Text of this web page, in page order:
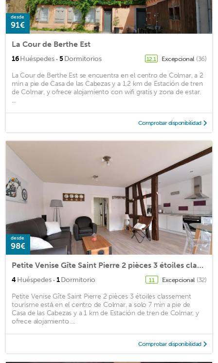
desde
91€
La Cour de Berthe Est
16Huéspedes · 5Dormitorios 12,1 Excepcional (36)
La Cour de Berthe Est se encuentra en el centro de Colmar, a 2
min a pie de Casa de las Cabezas y a 1,2 km de Estación de tren
de Colmar, y ofrece alojamiento con wifi gratis y zona de estar.
...
Comprobar disponibilidad
desde
98€
Petite Venise Gîte Saint Pierre 2 pièces 3 étoiles classement tourisme
4Huéspedes · 1Dormitorio 11 Excepcional (32)
Petite Venise Gîte Saint Pierre 2 pièces 3 étoiles classement
tourisme está en el centro de Colmar, a solo 7 min a pie de
Casa de las Cabezas y a 1 km de Estación de tren de Colmar, y
ofrece alojamiento ...
Comprobar disponibilidad